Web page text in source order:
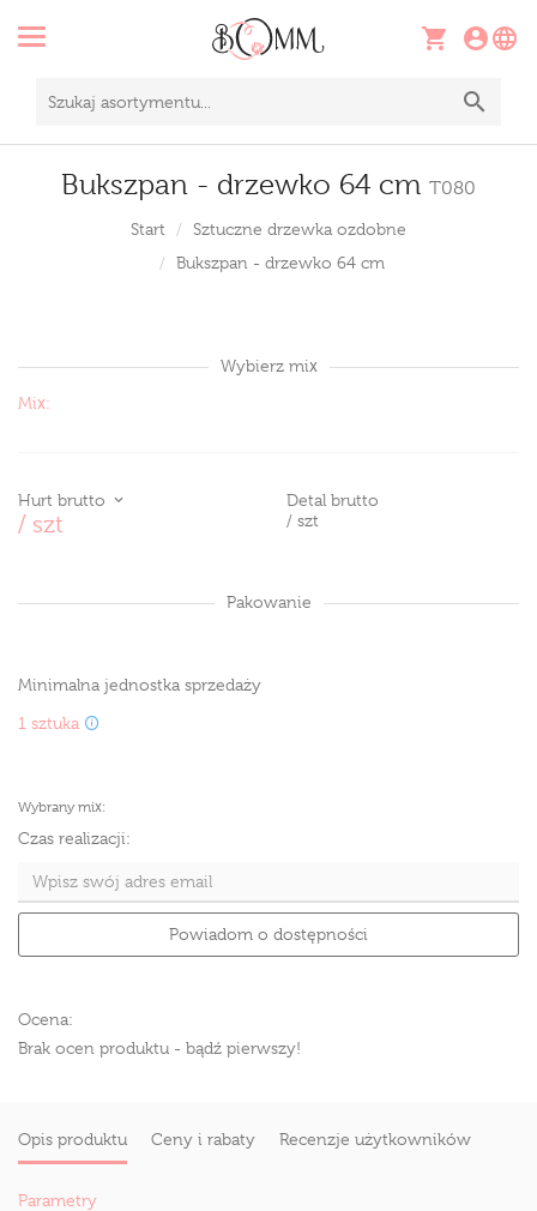
Bukszpan - drzewko 64 cm T080
Start
Sztuczne drzewka ozdobne
Bukszpan - drzewko 64 cm
Wybierz mix
Mix:
Hurt brutto
/ szt
Detal brutto
/ szt
Pakowanie
Minimalna jednostka sprzedaży
1 sztuka
Wybrany mix:
Czas realizacji:
Powiadom o dostępności
Ocena:
Brak ocen produktu - bądź pierwszy!
Opis produktu Ceny i rabaty Recenzje użytkowników
Parametry